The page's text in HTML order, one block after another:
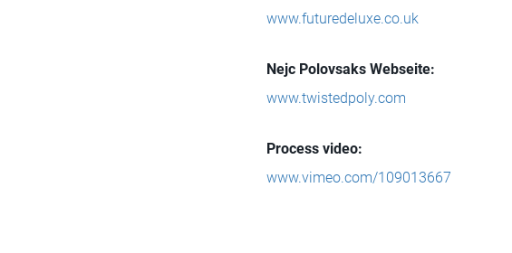
www.futuredeluxe.co.uk
Nejc Polovsaks Webseite:
www.twistedpoly.com
Process video:
www.vimeo.com/109013667